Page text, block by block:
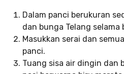
Dalam panci berukuran
dan bunga Telang selama
Masukkan serai dan
panci.
Tuang sisa air dingin dan